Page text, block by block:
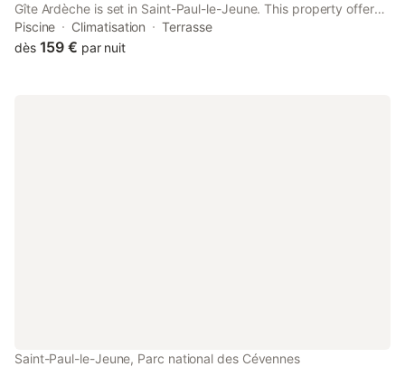
Gîte Ardèche is set in Saint-Paul-le-Jeune. This property offers
access to a terrace and free private parking. The property is
non-smoking and is situated 32 km from Pont d'Arc.
Piscine Climatisation
Terrasse
dès 159 € par nuit
Saint-Paul-le-Jeune, Parc national des Cévennes